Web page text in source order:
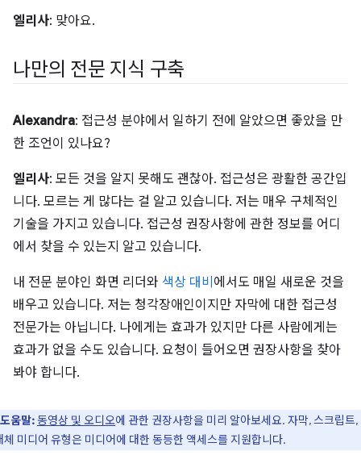
엘리사: 맞아요.
나만의 전문 지식 구축
Alexandra: 접근성 분야에서 일하기 전에 알았으면 좋았을 만
한 조언이 있나요?
엘리사: 모든 것을 알지 못해도 괜찮아. 접근성은 광활한 공간입
니다. 모르는 게 많다는 걸 알고 있습니다. 저는 매우 구체적인
기술을 가지고 있습니다. 접근성 권장사항에 관한 정보를 어디
에서 찾을 수 있는지 알고 있습니다.
내 전문 분야인 화면 리더와 색상 대비 에서도 매일 새로운 것을
배우고 있습니다. 저는 청각장애인이지만 자막에 대한 접근성
전문가는 아닙니다. 나에게는 효과가 있지만 다른 사람에게는
효과가 없을 수도 있습니다. 요청이 들어오면 권장사항을 찾아
봐야 합니다.
도움말:동영상 및 오디오에 관한 권장사항을 미리 알아보세요. 자막, 스크립트,
체 미디어 유형은 미디어에 대한 동등한 액세스를 지원합니다.